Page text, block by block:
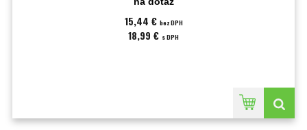
15,44 € bez DPH
18,99 € s DPH